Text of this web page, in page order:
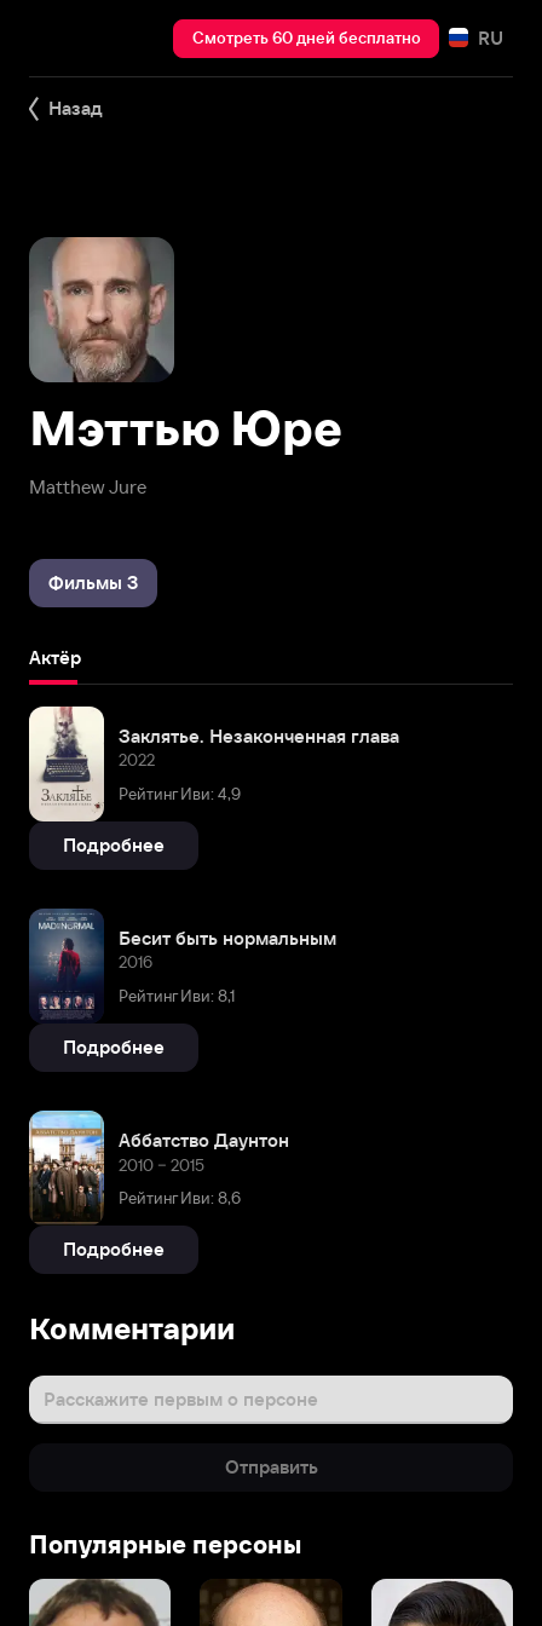
Смотреть 60 дней бесплатно RU
Назад
Matthew Jure
Мэттью Юре
Фильмы 3
Актёр
Заклятье. Незаконченная глава
2022
Рейтинг Иви: 4,9
Подробнее
Бесит быть нормальным
2016
Рейтинг Иви: 8,1
Подробнее
Аббатство Даунтон
2010 – 2015
Рейтинг Иви: 8,6
Подробнее
Комментарии
Расскажите первым о персоне
Отправить
Популярные персоны